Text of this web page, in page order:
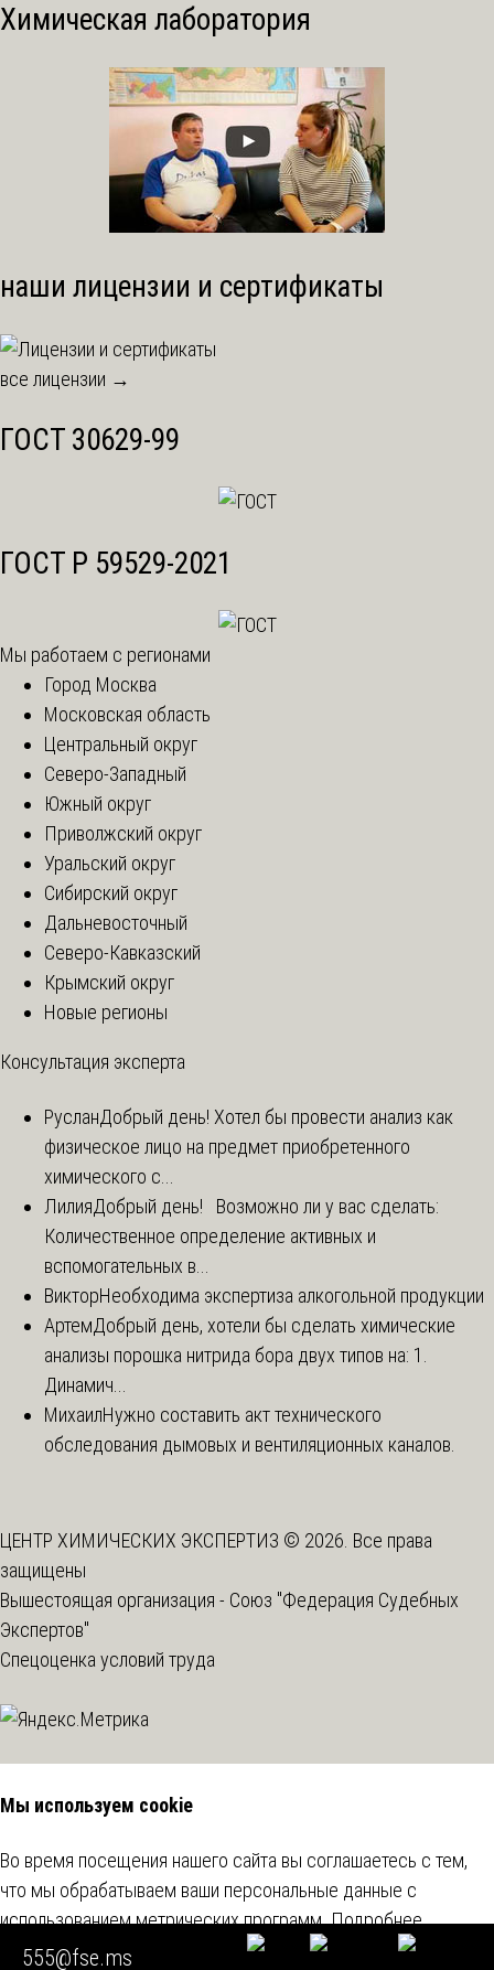
Химическая лаборатория
наши лицензии и сертификаты
все лицензии →
ГОСТ 30629-99
ГОСТ Р 59529-2021
Мы работаем с регионами
Город Москва
Московская область
Центральный округ
Северо-Западный
Южный округ
Приволжский округ
Уральский округ
Сибирский округ
Дальневосточный
Северо-Кавказский
Крымский округ
Новые регионы
Консультация эксперта
РусланДобрый день! Хотел бы провести анализ как
физическое лицо на предмет приобретенного
химического с...
ЛилияДобрый день! Возможно ли у вас сделать:
Количественное определение активных и
вспомогательных в...
ВикторНеобходима экспертиза алкогольной продукции
АртемДобрый день, хотели бы сделать химические
анализы порошка нитрида бора двух типов на: 1.
Динамич...
МихаилНужно составить акт технического
обследования дымовых и вентиляционных каналов.
ЦЕНТР ХИМИЧЕСКИХ ЭКСПЕРТИЗ © 2026. Все права
защищены
Вышестоящая организация - Союз "Федерация Судебных
Экспертов"
Спецоценка условий труда
555@fse.ms
Мы используем cookie
Во время посещения нашего сайта вы соглашаетесь с тем,
что мы обрабатываем ваши персональные данные с
использованием метрических программ.Подробнее